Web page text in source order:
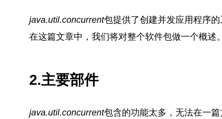
java.util.concurrent包提供了创建并发应用程序
在这篇文章中，我们将对整个软件包做一个概述
2.主要部件
java.util.concurrent包含的功能太多，无法在一